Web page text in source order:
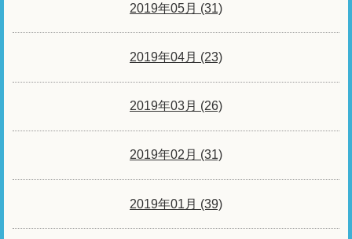
2019年05月 (31)
2019年04月 (23)
2019年03月 (26)
2019年02月 (31)
2019年01月 (39)